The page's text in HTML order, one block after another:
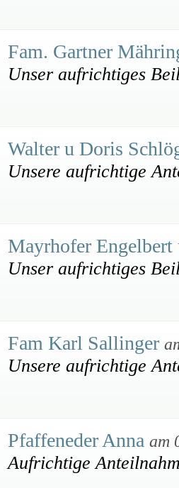
Fam. Gartner
Unser aufrichtiges
Walter u Doris
Unsere aufrichtige
Mayrhofer
Unser aufrichtiges
Fam Karl Sallinger
Unsere aufrichtige
Pfaffeneder Anna am
Aufrichtige